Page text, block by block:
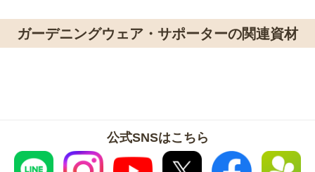
ガーデニングウェア・サポーターの関連資材
公式SNSはこちら